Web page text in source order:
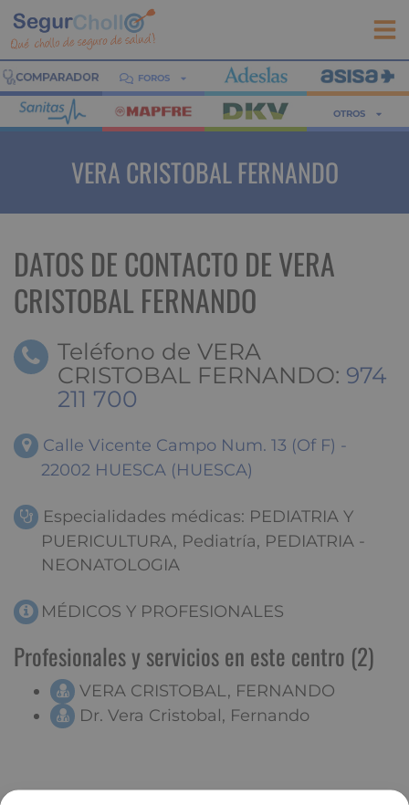
FOROS
OTROS
VERA CRISTOBAL FERNANDO
DATOS DE CONTACTO DE VERA
CRISTOBAL FERNANDO
Teléfono de VERA
CRISTOBAL FERNANDO: 974
211 700
Calle Vicente Campo Num. 13 (Of F) -
22002 HUESCA (HUESCA)
Especialidades médicas: PEDIATRIA Y
PUERICULTURA, Pediatría, PEDIATRIA -
NEONATOLOGIA
MÉDICOS Y PROFESIONALES
Profesionales y servicios en este centro (2)
VERA CRISTOBAL, FERNANDO
Dr. Vera Cristobal, Fernando